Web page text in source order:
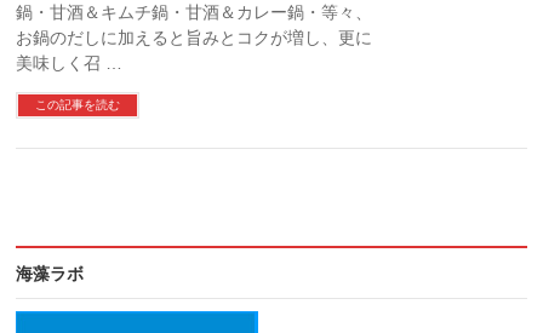
鍋・甘酒＆キムチ鍋・甘酒＆カレー鍋・等々、
お鍋のだしに加えると旨みとコクが増し、更に
美味しく召 …
この記事を読む
海藻ラボ